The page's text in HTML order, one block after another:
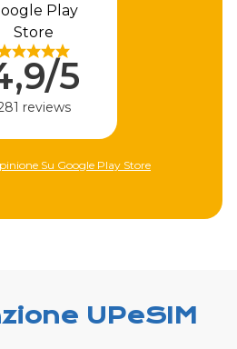
Play
Store
5
reviews
Su Google Play Store
UPeSIM